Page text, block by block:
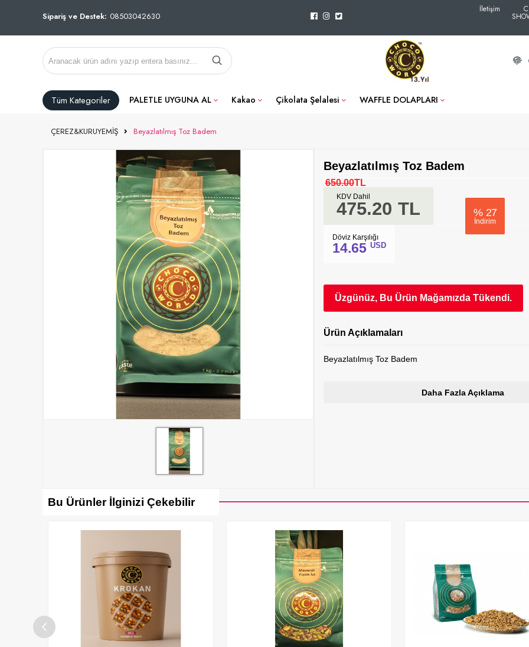
Sipariş ve Destek: 08503042630
İletişim
Tüm Kategoriler PALETLE UYGUNA AL Kakao Çikolata Şelalesi WAFFLE DOLAPLARI
ÇEREZ&KURUYEMİŞ Beyazlatılmış Toz Badem
Beyazlatılmış Toz Badem
% 27
İndirim
650.00TL
475.20 TL
KDV Dahil
Döviz Karşılığı
14.65 USD
Üzgünüz, Bu Ürün Mağamızda Tükendi.
Ürün Açıklamaları
Beyazlatılmış Toz Badem
Daha Fazla Açıklama
Bu Ürünler İlginizi Çekebilir